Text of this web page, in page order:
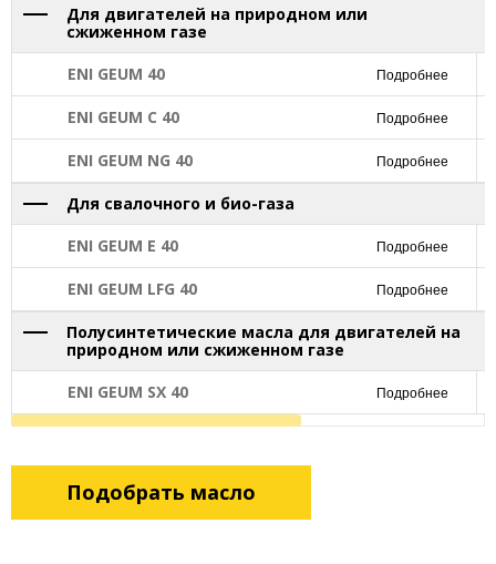
Для двигателей на природном или
сжиженном газе
ENI GEUM 40
Подробнее
ENI GEUM C 40 Подробнее
ENI GEUM NG 40 Подробнее
Для свалочного и био-газа
ENI GEUM E 40
Подробнее
ENI GEUM LFG 40 Подробнее
Полусинтетические масла для двигателей на
природном или сжиженном газе
ENI GEUM SX 40
Подробнее
Подобрать масло